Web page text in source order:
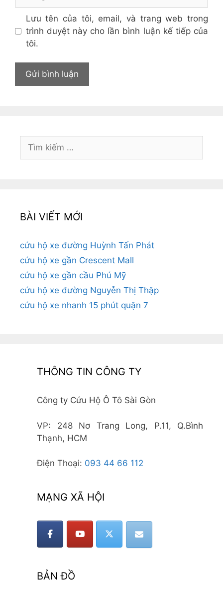
Lưu tên của tôi, email, và trang web trong
trình duyệt này cho lần bình luận kế tiếp của
tôi.
Tìm
BÀI VIẾT MỚI
cứu hộ xe đường Huỳnh Tấn Phát
cứu hộ xe gần Crescent Mall
cứu hộ xe gần cầu Phú Mỹ
cứu hộ xe đường Nguyễn Thị Thập
cứu hộ xe nhanh 15 phút quận 7
THÔNG TIN CÔNG TY
Công ty Cứu Hộ Ô Tô Sài Gòn
VP: 248 Nơ Trang Long, P.11, Q.Bình
Thạnh, HCM
Điện Thoại: 093 44 66 112
MẠNG XÃ HỘI
BẢN ĐỒ